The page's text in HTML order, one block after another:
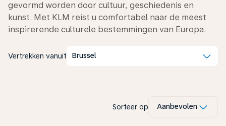
gevormd worden door cultuur, geschiedenis en
kunst. Met KLM reist u comfortabel naar de meest
inspirerende culturele bestemmingen van Europa.
Vertrekken vanuit Brussel
Sorteer op Aanbevolen